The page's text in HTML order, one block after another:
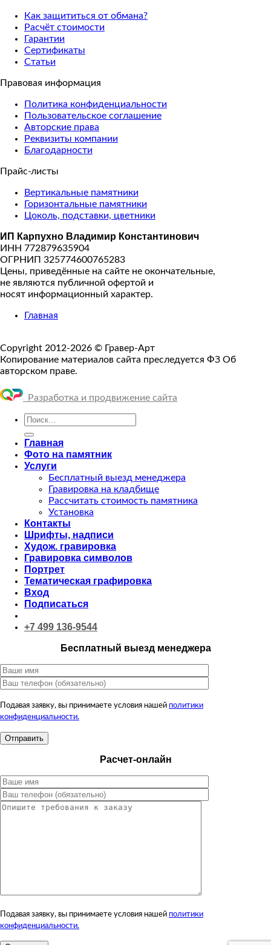
Как защититься от обмана?
Расчёт стоимости
Гарантии
Сертификаты
Статьи
Правовая информация
Политика конфиденциальности
Пользовательское соглашение
Авторские права
Реквизиты компании
Благодарности
Прайс-листы
Вертикальные памятники
Горизонтальные памятники
Цоколь, подставки, цветники
ИП Карпухно Владимир Константинович
ИНН 772879635904
ОГРНИП 325774600765283
Цены, приведённые на сайте не окончательные,
не являются публичной офертой и
носят информационный характер.
Главная
Copyright 2012-2026 © Гравер-Арт
Копирование материалов сайта преследуется ФЗ Об
авторском праве.
Разработка и продвижение сайта
Искать:
Главная
Фото на памятник
Услуги
Бесплатный выезд менеджера
Гравировка на кладбище
Рассчитать стоимость памятника
Установка
Контакты
Шрифты, надписи
Худож. гравировка
Гравировка символов
Портрет
Тематическая графировка
Вход
Подписаться
+7 499 136-9544
Бесплатный выезд менеджера
Подавая заявку, вы принимаете условия нашей политики
конфиденциальности.
Расчет-онлайн
Подавая заявку, вы принимаете условия нашей политики
конфиденциальности.